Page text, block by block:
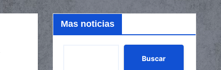
Mas noticias
Buscar